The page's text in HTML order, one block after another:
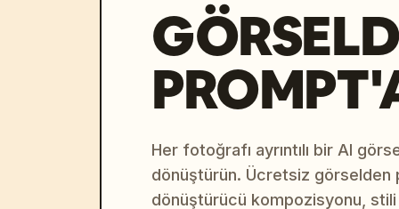
Her fotoğrafı ayrıntılı bir AI
dönüştürün. Ücretsiz görselden
dönüştürücü kompozisyonu, stili